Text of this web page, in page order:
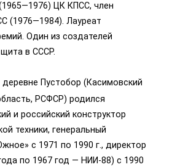
ЦК КПСС, член
(1976—1984). Лауреат
Один из создателей
в СССР.
деревне Пустобор (Касимовский
РСФСР) родился
и российский конструктор
техники, генеральный
с 1971 по 1990 г., директор
по 1967 год — НИИ-88) с 1990